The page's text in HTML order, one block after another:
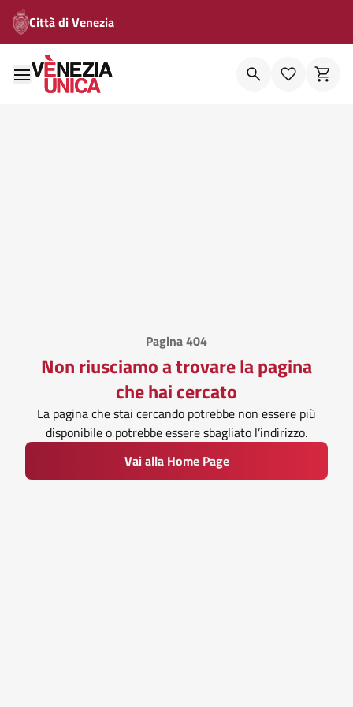
Città di Venezia
Pagina 404
Non riusciamo a trovare la pagina
che hai cercato
La pagina che stai cercando potrebbe non essere più
disponibile o potrebbe essere sbagliato l’indirizzo.
Vai alla Home Page